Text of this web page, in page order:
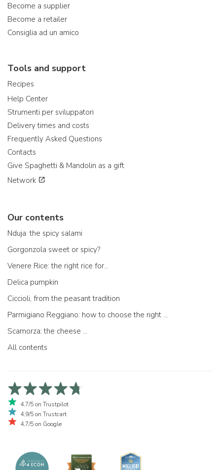
Become a supplier
Become a retailer
Consiglia ad un amico
Tools and support
Recipes
Help Center
Strumenti per sviluppatori
Delivery times and costs
Frequently Asked Questions
Contacts
Give Spaghetti & Mandolin as a gift
Network
Our contents
Nduja: the spicy salami
Gorgonzola sweet or spicy?
Venere Rice: the right rice for...
Delica pumpkin
Ciccioli, from the peasant tradition
Parmigiano Reggiano: how to choose the right one
Scamorza: the cheese ...
All contents
4,7/5 on Trustpilot
4,9/5 on Trustcart
4,7/5 on Google